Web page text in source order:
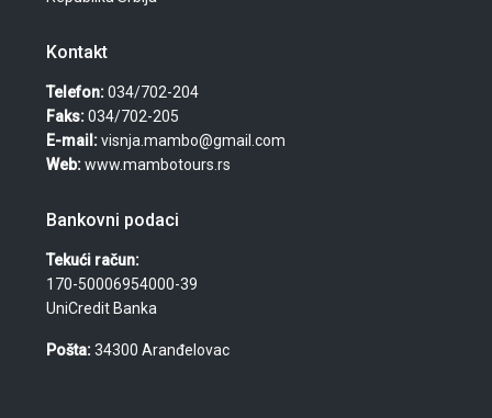
Kontakt
Telefon:034/702-204
Faks:034/702-205
E-mail:visnja.mambo@gmail.com
Web:www.mambotours.rs
Bankovni podaci
Tekući račun:
170-50006954000-39
UniCredit Banka
Pošta:34300 Aranđelovac